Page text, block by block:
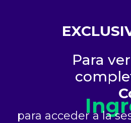
Para
para acceder a la